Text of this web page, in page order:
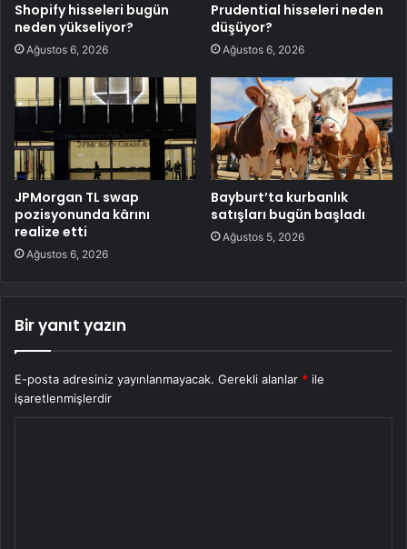
Shopify hisseleri bugün
neden yükseliyor?
Ağustos 6, 2026
Prudential hisseleri neden
düşüyor?
Ağustos 6, 2026
JPMorgan TL swap
pozisyonunda kârını
realize etti
Ağustos 6, 2026
Bayburt’ta kurbanlık
satışları bugün başladı
Ağustos 5, 2026
Bir yanıt yazın
E-posta adresiniz yayınlanmayacak. Gerekli alanlar * ile
işaretlenmişlerdir